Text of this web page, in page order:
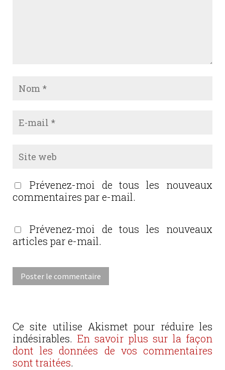
Prévenez-moi de tous les nouveaux
commentaires par e-mail.
Prévenez-moi de tous les nouveaux
articles par e-mail.
Ce site utilise Akismet pour réduire les
indésirables. En savoir plus sur la façon
dont les données de vos commentaires
sont traitées.